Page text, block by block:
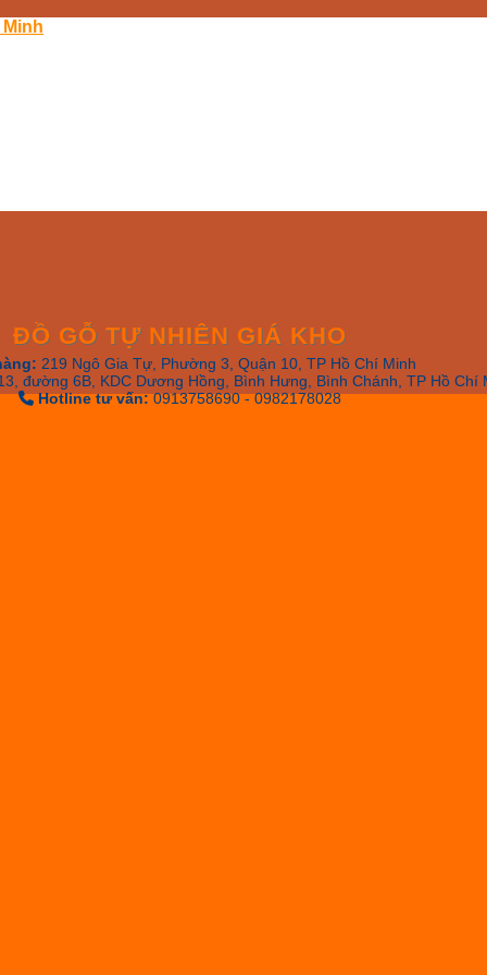
ĐỒ GỖ TỰ NHIÊN GIÁ KHO
219 Ngô Gia Tự, Phường 3, Quận 10, TP Hồ Chí Minh
đường 6B, KDC Dương Hồng, Bình Hưng, Bình Chánh, TP Hồ Chí
Hotline tư vấn:0913758690 - 0982178028